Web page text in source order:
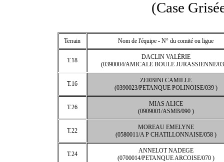
(Case
Terrain Nom de l'équipe - N° du comité ou ligue
T.18
DACLIN VALÉRIE
(0390004/AMICALE BOULE JURASSIENNE/
T.16
ZERBINI CAMILLE
(0390023/PETANQUE POLINOISE/039 )
T.26
MIAS ALICE
(0909001/ASMB/090 )
T.22
MOREAU EMELYNE
(0580011/A P CHATILLONNAISE/058 )
T.24
ANNELOT NADEGE
(0700014/PETANQUE ARCOISE/070 )